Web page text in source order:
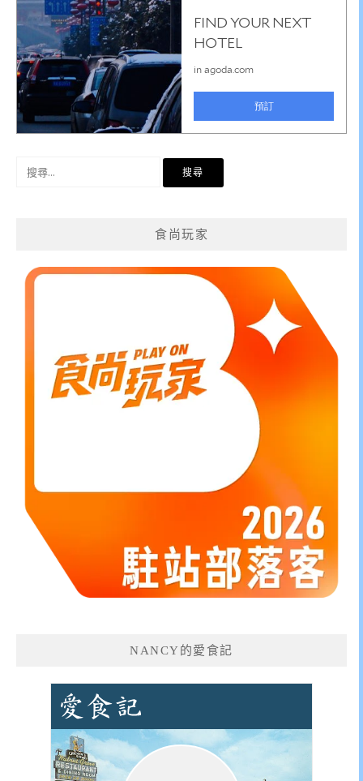
食尚玩家
NANCY的愛食記